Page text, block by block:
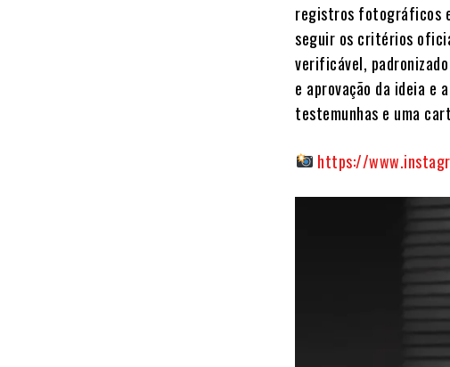
registros fotográficos
seguir os critérios
verificável,
e aprovação da ideia e
testemunhas e uma
https://